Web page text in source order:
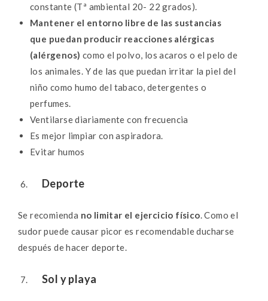
constante (Tª ambiental 20- 22 grados).
Mantener el entorno libre de las sustancias
que puedan producir reacciones alérgicas
(alérgenos) como el polvo, los acaros o el pelo de
los animales. Y de las que puedan irritar la piel del
niño como humo del tabaco, detergentes o
perfumes.
Ventilarse diariamente con frecuencia
Es mejor limpiar con aspiradora.
Evitar humos
Deporte
Se recomienda no limitar el ejercicio físico. Como el
sudor puede causar picor es recomendable ducharse
después de hacer deporte.
Sol y playa